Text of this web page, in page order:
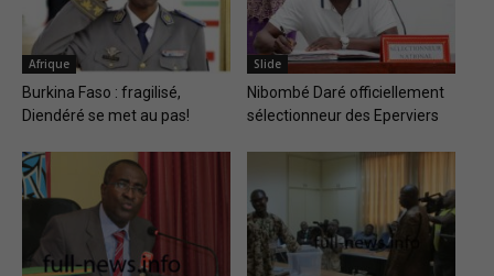
Afrique
Burkina Faso : fragilisé,
Diendéré se met au pas!
Slide
Nibombé Daré officiellement
sélectionneur des Eperviers